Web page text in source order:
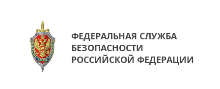
ФЕДЕРАЛЬНАЯ СЛУЖБА
БЕЗОПАСНОСТИ
РОССИЙСКОЙ ФЕДЕРАЦИИ